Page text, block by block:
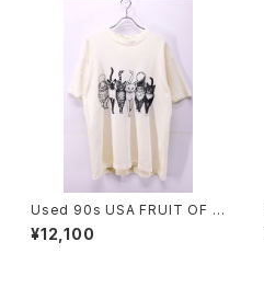
Used 90s USA FRUIT OF T
HE LOOM 6Cats Double Si
de Animal Graphic T-Shirt
¥12,100